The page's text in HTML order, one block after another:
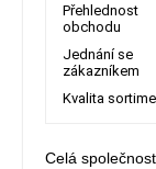
Přehlednost
obchodu
Jednání se
zákazníkem
Kvalita
Celá